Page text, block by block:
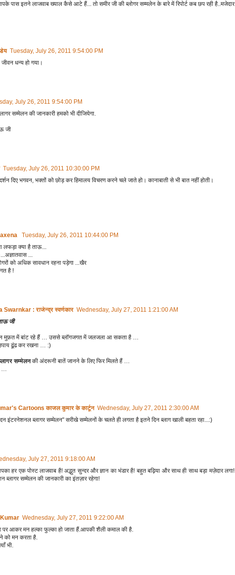
पास इतने लाजवाब ख्याल कैसे आटे हैं... तो समीर जी की ब्लोगर सम्मलेन के बारे में रिपोर्ट कब छप रही है..मजेदार
Tuesday, July 26, 2011 9:54:00 PM
जीवन धन्य हो गया।
July 26, 2011 9:54:00 PM
सम्मेलन की जानकारी हमको भी दीजियेगा.
जी
Tuesday, July 26, 2011 10:30:00 PM
दिए भगवन, भक्तों को छोड़ कर हिमालय विचरण करने चले जाते हो। कानाबाती से भी बात नहीं होती।
Tuesday, July 26, 2011 10:44:00 PM
लफड़ा क्या है ताऊ...
...
को अधिक सावधान रहना पड़ेगा ...खैर
है !
Swarnkar : राजेन्द्र स्वर्णकार Wednesday, July 27, 2011 1:21:00 AM
जी
मुफ़त में बांट रहे हैं … उससे ब्लॉगजगत में जलजला आ सकता है …
ढूंढ कर रखना … :)
सम्मेलनकी अंदरूनी बातें जानने के लिए फिर मिलते हैं …
…
Cartoons काजल कुमार के कार्टून Wednesday, July 27, 2011 2:30:00 AM
इंटरनेशनल ब्लागर सम्मेलन" सरीखे सम्मेलनों के चलते ही लगता है इतने दिन ब्लाग खाली बहता रहा...:)
July 27, 2011 9:18:00 AM
हर एक पोस्ट लाजवाब है! अद्भुत सुन्दर और ज्ञान का भंडार है! बहुत बढ़िया और साथ ही साथ बड़ा मज़ेदार लगा!
ब्लागर सम्मेलन की जानकारी का इंतज़ार रहेगा!
Wednesday, July 27, 2011 9:22:00 AM
पर आकर मन हल्का फुल्का हो जाता हैं.आपकी शैली कमाल की है.
को मन करता है.
भी.